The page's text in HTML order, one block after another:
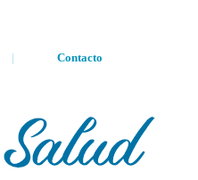
| Contacto